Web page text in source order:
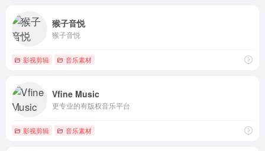
猴子音悦
猴子音悦
影视剪辑 音乐素材
Vfine Music
更专业的有版权音乐平台
影视剪辑 音乐素材